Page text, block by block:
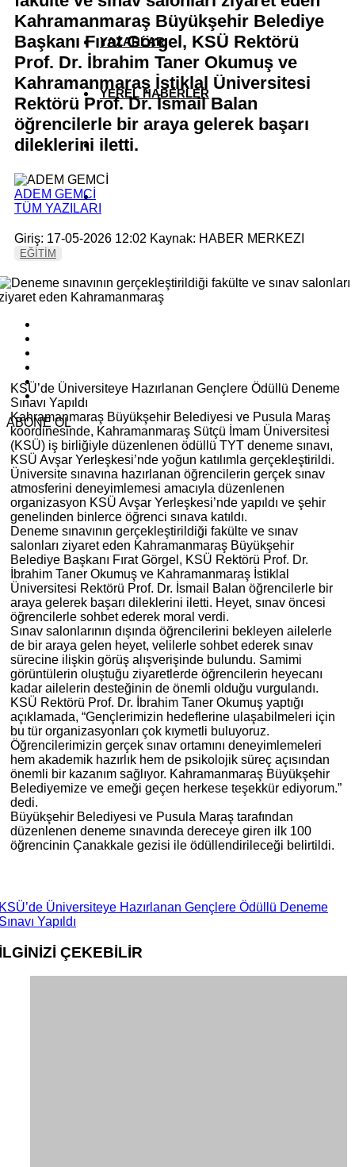
YAZARLAR
YEREL HABERLER
Kahramanmaraş Büyükşehir Belediye
Başkanı Fırat Görgel, KSÜ Rektörü
Prof. Dr. İbrahim Taner Okumuş ve
Kahramanmaraş İstiklal Üniversitesi
Rektörü Prof. Dr. İsmail Balan
öğrencilerle bir araya gelerek başarı
dileklerini iletti.
ADEM GEMCİ
TÜM YAZILARI
Giriş: 17-05-2026 12:02 Kaynak: HABER MERKEZI
EĞİTİM
ABONE OL
KSÜ’de Üniversiteye Hazırlanan Gençlere Ödüllü Deneme
Sınavı Yapıldı
Kahramanmaraş Büyükşehir Belediyesi ve Pusula Maraş
koordinesinde, Kahramanmaraş Sütçü İmam Üniversitesi
(KSÜ) iş birliğiyle düzenlenen ödüllü TYT deneme sınavı,
KSÜ Avşar Yerleşkesi’nde yoğun katılımla gerçekleştirildi.
Üniversite sınavına hazırlanan öğrencilerin gerçek sınav
atmosferini deneyimlemesi amacıyla düzenlenen
organizasyon KSÜ Avşar Yerleşkesi’nde yapıldı ve şehir
genelinden binlerce öğrenci sınava katıldı.
Deneme sınavının gerçekleştirildiği fakülte ve sınav
salonları ziyaret eden Kahramanmaraş Büyükşehir
Belediye Başkanı Fırat Görgel, KSÜ Rektörü Prof. Dr.
İbrahim Taner Okumuş ve Kahramanmaraş İstiklal
Üniversitesi Rektörü Prof. Dr. İsmail Balan öğrencilerle bir
araya gelerek başarı dileklerini iletti. Heyet, sınav öncesi
öğrencilerle sohbet ederek moral verdi.
Sınav salonlarının dışında öğrencilerini bekleyen ailelerle
de bir araya gelen heyet, velilerle sohbet ederek sınav
sürecine ilişkin görüş alışverişinde bulundu. Samimi
görüntülerin oluştuğu ziyaretlerde öğrencilerin heyecanı
kadar ailelerin desteğinin de önemli olduğu vurgulandı.
KSÜ Rektörü Prof. Dr. İbrahim Taner Okumuş yaptığı
açıklamada, “Gençlerimizin hedeflerine ulaşabilmeleri için
bu tür organizasyonları çok kıymetli buluyoruz.
Öğrencilerimizin gerçek sınav ortamını deneyimlemeleri
hem akademik hazırlık hem de psikolojik süreç açısından
önemli bir kazanım sağlıyor. Kahramanmaraş Büyükşehir
Belediyemize ve emeği geçen herkese teşekkür ediyorum.”
dedi.
Büyükşehir Belediyesi ve Pusula Maraş tarafından
düzenlenen deneme sınavında dereceye giren ilk 100
öğrencinin Çanakkale gezisi ile ödüllendirileceği belirtildi.
Üniversiteye Hazırlanan Gençlere Ödüllü Deneme
Yapıldı
ÇEKEBİLİR